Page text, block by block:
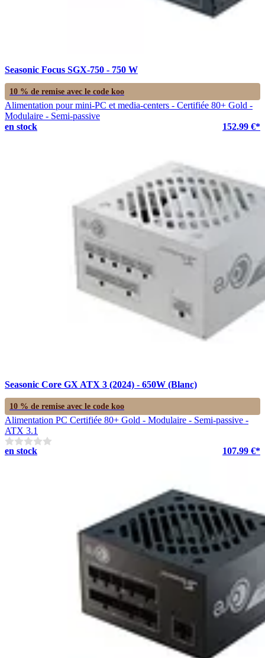
Seasonic Focus SGX-750 - 750 W
10 % de remise avec le code koo
Alimentation pour mini-PC et media-centers - Certifiée 80+ Gold -
Modulaire - Semi-passive
en stock
152.99 €*
Seasonic Core GX ATX 3 (2024) - 650W (Blanc)
10 % de remise avec le code koo
Alimentation PC Certifiée 80+ Gold - Modulaire - Semi-passive -
ATX 3.1
en stock
107.99 €*